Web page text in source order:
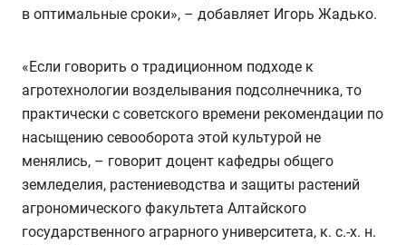
в оптимальные сроки», – добавляет Игорь Жадько.
«Если говорить о традиционном подходе к
агротехнологии возделывания подсолнечника, то
практически с советского времени рекомендации по
насыщению севооборота этой культурой не
менялись, – говорит доцент кафедры общего
земледелия, растениеводства и защиты растений
агрономического факультета Алтайского
государственного аграрного университета, к. с.-х. н.